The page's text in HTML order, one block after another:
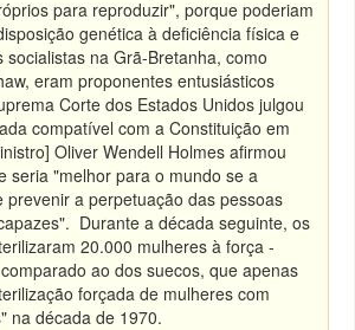
para reproduzir", porque poderiam
genética à deficiência física e
socialistas na Grã-Bretanha, como
eram proponentes entusiásticos
Corte dos Estados Unidos julgou
compatível com a Constituição em
Oliver Wendell Holmes afirmou
seria "melhor para o mundo se a
prevenir a perpetuação das pessoas
Durante a década seguinte, os
20.000 mulheres à força -
ao dos suecos, que apenas
forçada de mulheres com
na década de 1970.